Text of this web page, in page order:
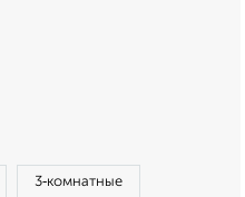
3‑комнатные